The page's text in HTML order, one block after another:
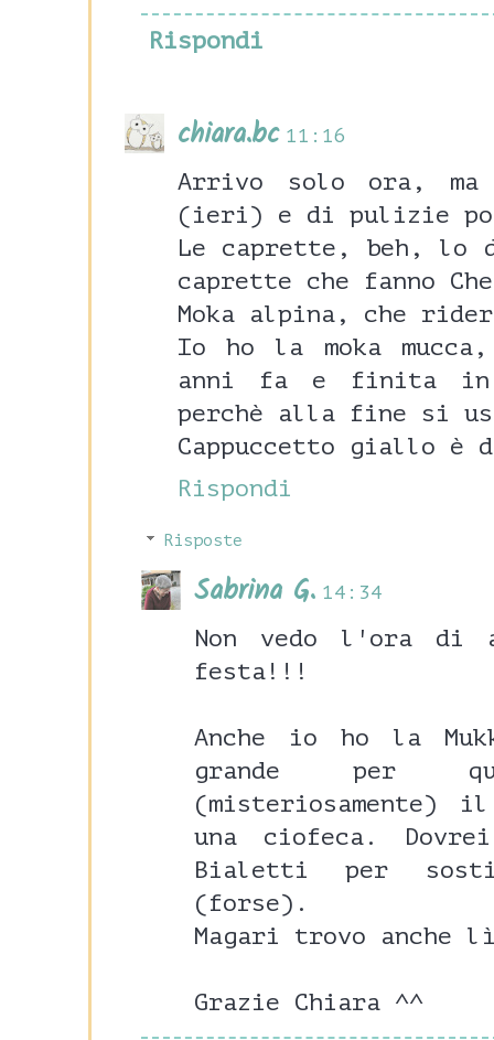
Rispondi
chiara.bc 11:16
Arrivo solo ora, ma
(ieri) e di pulizie
Le caprette, beh, lo
caprette che fanno
Moka alpina, che
Io ho la moka
anni fa e finita in
perchè alla fine si
Cappuccetto giallo è
Rispondi
Risposte
Sabrina G. 14:34
Non vedo l'ora di
festa!!!
Anche io ho la
grande per
(misteriosamente)
una ciofeca.
Bialetti per
(forse).
Magari trovo anche
Grazie Chiara ^^